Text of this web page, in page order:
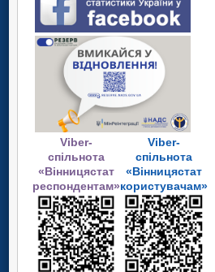
Viber-
спільнота
«Вінницястат
респондентам»
Viber-
спільнота
«Вінницястат
користувачам»